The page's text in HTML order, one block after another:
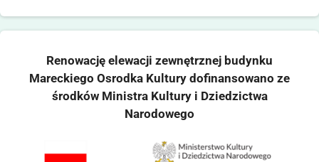
Renowację elewacji zewnętrznej budynku
Mareckiego Osrodka Kultury dofinansowano ze
środków Ministra Kultury i Dziedzictwa
Narodowego